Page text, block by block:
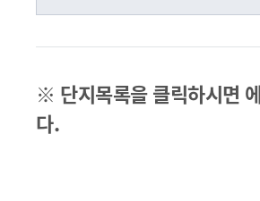
※ 단지목록을 클릭하시면
다.